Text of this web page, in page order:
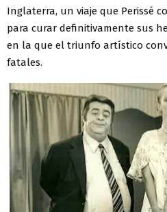
Inglaterra, un viaje que Perissé
para curar definitivamente sus
en la que el triunfo artístico
fatales.